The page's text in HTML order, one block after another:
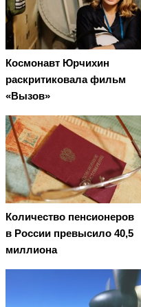
Космонавт Юрчихин
раскритиковала фильм
«Вызов»
Количество пенсионеров
в России превысило 40,5
миллиона